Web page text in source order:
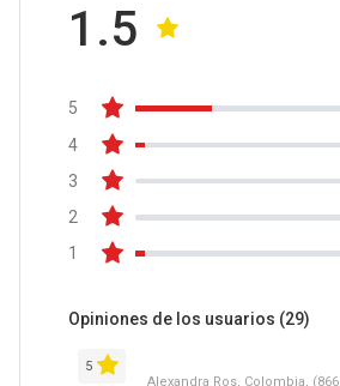
1.5
5
4
3
2
1
Opiniones de los usuarios (29)
5
Alexandra Ros, Colombia, (866